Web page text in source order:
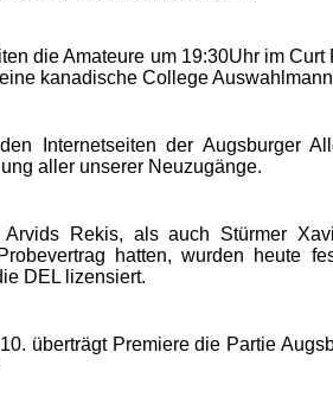
die Amateure um 19:30Uhr im Curt
kanadische College
Internetseiten der Augsburger
aller unserer Neuzugänge.
Arvids Rekis, als auch Stürmer
hatten, wurden heute
DEL lizensiert.
überträgt Premiere die Partie